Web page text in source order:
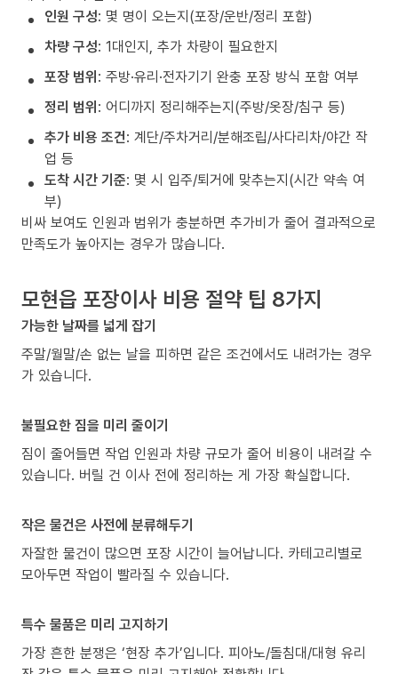
인원 구성: 몇 명이 오는지(포장/운반/정리 포함)
차량 구성: 1대인지, 추가 차량이 필요한지
포장 범위: 주방·유리·전자기기 완충 포장 방식 포함 여부
정리 범위: 어디까지 정리해주는지(주방/옷장/침구 등)
추가 비용 조건: 계단/주차거리/분해조립/사다리차/야간 작
업 등
도착 시간 기준: 몇 시 입주/퇴거에 맞추는지(시간 약속 여
부)
비싸 보여도 인원과 범위가 충분하면 추가비가 줄어 결과적으로
만족도가 높아지는 경우가 많습니다.
모현읍 포장이사 비용 절약 팁 8가지
가능한 날짜를 넓게 잡기
주말/월말/손 없는 날을 피하면 같은 조건에서도 내려가는 경우
가 있습니다.
불필요한 짐을 미리 줄이기
짐이 줄어들면 작업 인원과 차량 규모가 줄어 비용이 내려갈 수
있습니다. 버릴 건 이사 전에 정리하는 게 가장 확실합니다.
작은 물건은 사전에 분류해두기
자잘한 물건이 많으면 포장 시간이 늘어납니다. 카테고리별로
모아두면 작업이 빨라질 수 있습니다.
특수 물품은 미리 고지하기
가장 흔한 분쟁은 ‘현장 추가’입니다. 피아노/돌침대/대형 유리